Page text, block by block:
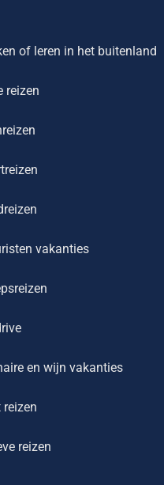
of leren in het buitenland
reizen
vakanties
en wijn vakanties
reizen
reizen